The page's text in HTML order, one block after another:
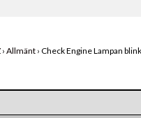
› Allmänt › Check Engine Lampan